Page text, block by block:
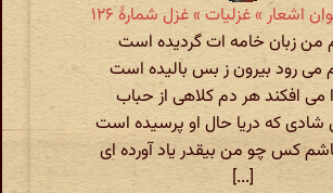
اشعار » غزلیات » غزل شمارهٔ ۱۲۶
من زبان خامه ات گردیده است
می رود بیرون ز بس بالیده است
می افکند هر دم کلاهی از حباب
شادی که دریا حال او پرسیده است
کس چو من بیقدر یاد آورده ای
[...]